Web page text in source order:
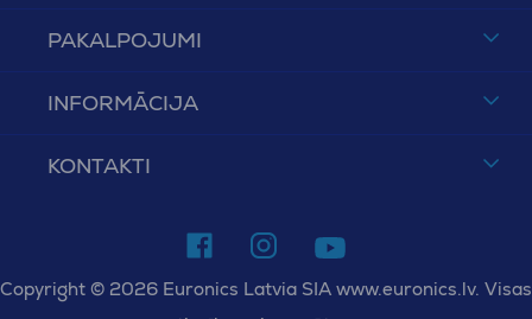
PAKALPOJUMI
INFORMĀCIJA
KONTAKTI
Copyright © 2026 Euronics Latvia SIA www.euronics.lv. Visas